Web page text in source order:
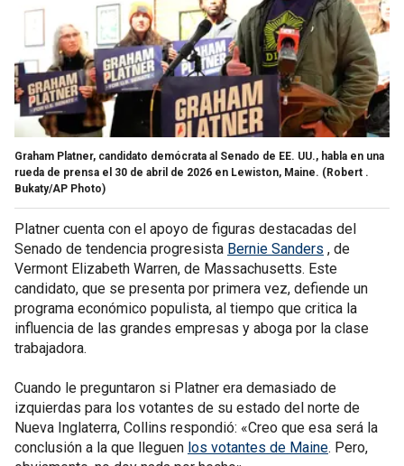
Graham Platner, candidato demócrata al Senado de EE. UU., habla en una
rueda de prensa el 30 de abril de 2026 en Lewiston, Maine. (Robert .
Bukaty/AP Photo)
Platner cuenta con el apoyo de figuras destacadas del
Senado de tendencia progresista Bernie Sanders , de
Vermont Elizabeth Warren, de Massachusetts. Este
candidato, que se presenta por primera vez, defiende un
programa económico populista, al tiempo que critica la
influencia de las grandes empresas y aboga por la clase
trabajadora.
Cuando le preguntaron si Platner era demasiado de
izquierdas para los votantes de su estado del norte de
Nueva Inglaterra, Collins respondió: «Creo que esa será la
conclusión a la que lleguen los votantes de Maine. Pero,